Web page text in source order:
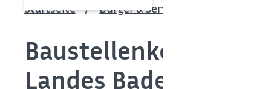
Startseite Bürger & Service
Landes Baden-